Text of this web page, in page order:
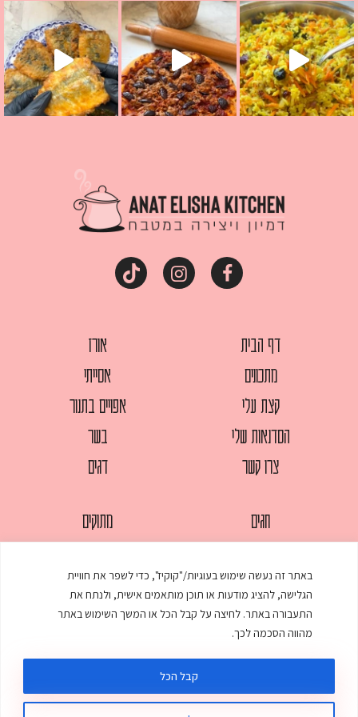
באתר זה נעשה שימוש בעוגיות/"קוקיז", כדי לשפר את חוויית
הגלישה, להציג מודעות או תוכן מותאמים אישית, ולנתח את
התעבורה באתר. לחיצה על קבל הכל או המשך השימוש באתר
מהווה הסכמה לכך.
קבל הכל
מז׳ווז׳ין או בתרגום לעברית, מחותניםמתכון ראש
דף הבית
מתכונים
קצת עלי
הסדנאות שלי
צרו קשר
אורז
אסייתי
אפויים בתנור
בשר
דגים
חגים
מאפים
ממולאים
מרקים
מתוקים
עוגות
עוף